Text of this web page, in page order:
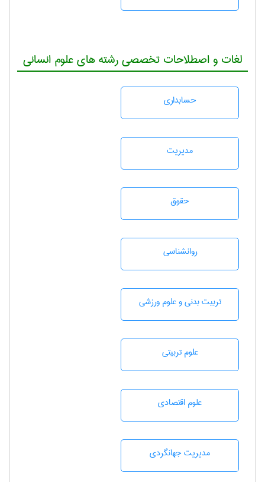
لغات و اصطلاحات تخصصی رشته های علوم انسانی
حسابداری
مديريت
حقوق
روانشناسی
تربيت بدنی و علوم ورزشی
علوم تربيتی
علوم اقتصادی
مديريت جهانگردی